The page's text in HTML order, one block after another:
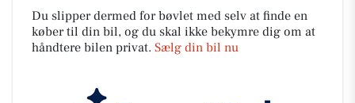
Du slipper dermed for bøvlet med selv at finde en
køber til din bil, og du skal ikke bekymre dig om at
håndtere bilen privat. Sælg din bil nu